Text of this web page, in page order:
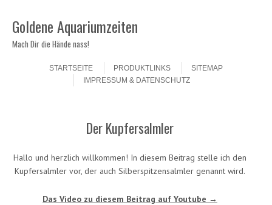
Goldene Aquariumzeiten
Mach Dir die Hände nass!
STARTSEITE
PRODUKTLINKS
SITEMAP
IMPRESSUM & DATENSCHUTZ
Der Kupfersalmler
Hallo und herzlich willkommen! In diesem Beitrag stelle ich den
Kupfersalmler vor, der auch Silberspitzensalmler genannt wird.
Das Video zu diesem Beitrag auf Youtube →